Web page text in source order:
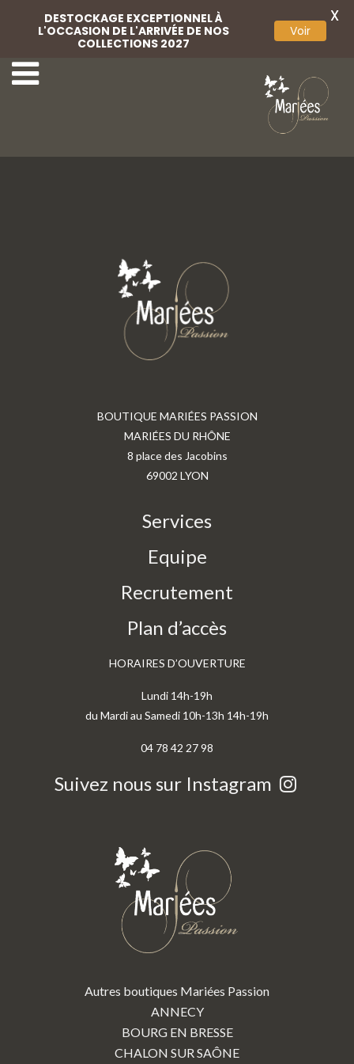
Châle crochet Cape laine perlée
BOUTIQUE MARIÉES PASSION
MARIÉES DU RHÔNE
8 place des Jacobins
69002 LYON
Services
Equipe
Recrutement
Plan d’accès
HORAIRES D’OUVERTURE
Lundi 14h-19h
du Mardi au Samedi 10h-13h 14h-19h
04 78 42 27 98
Suivez nous sur Instagram
Autres boutiques Mariées Passion
ANNECY
BOURG EN BRESSE
CHALON SUR SAÔNE
DESTOCKAGE EXCEPTIONNEL À
L'OCCASION DE L'ARRIVÉE DE NOS
COLLECTIONS 2027
Voir
X